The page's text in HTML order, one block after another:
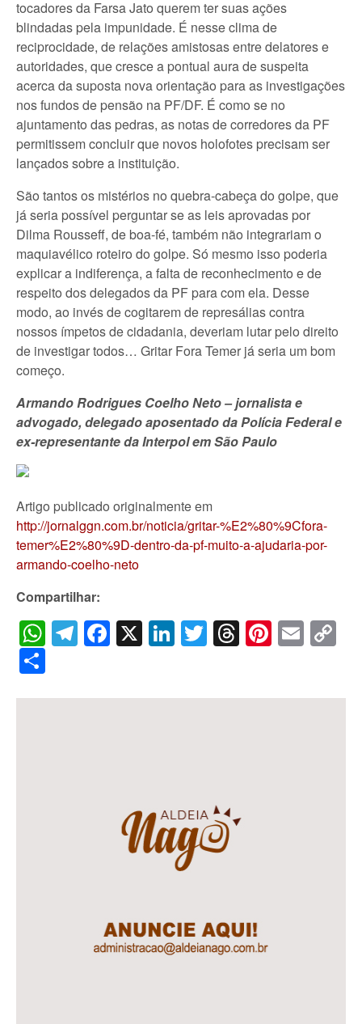
tocadores da Farsa Jato querem ter suas ações
blindadas pela impunidade. É nesse clima de
reciprocidade, de relações amistosas entre delatores e
autoridades, que cresce a pontual aura de suspeita
acerca da suposta nova orientação para as investigações
nos fundos de pensão na PF/DF. É como se no
ajuntamento das pedras, as notas de corredores da PF
permitissem concluir que novos holofotes precisam ser
lançados sobre a instituição.
São tantos os mistérios no quebra-cabeça do golpe, que
já seria possível perguntar se as leis aprovadas por
Dilma Rousseff, de boa-fé, também não integrariam o
maquiavélico roteiro do golpe. Só mesmo isso poderia
explicar a indiferença, a falta de reconhecimento e de
respeito dos delegados da PF para com ela. Desse
modo, ao invés de cogitarem de represálias contra
nossos ímpetos de cidadania, deveriam lutar pelo direito
de investigar todos… Gritar Fora Temer já seria um bom
começo.
Armando Rodrigues Coelho Neto – jornalista e
advogado, delegado aposentado da Polícia Federal e
ex-representante da Interpol em São Paulo
Artigo publicado originalmente em
http://jornalggn.com.br/noticia/gritar-%E2%80%9Cfora-
temer%E2%80%9D-dentro-da-pf-muito-a-ajudaria-por-
armando-coelho-neto
Compartilhar:
WhatsApp
Telegram
Facebook
X LinkedIn
Twitter
Threads